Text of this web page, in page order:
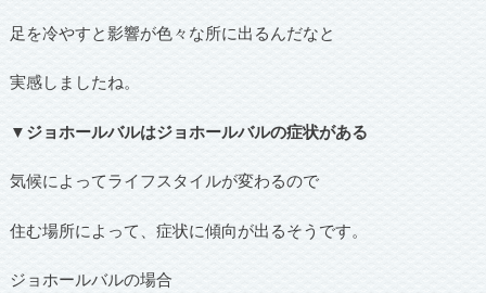
足を冷やすと影響が色々な所に出るんだなと
実感しましたね。
▼ジョホールバルはジョホールバルの症状がある
気候によってライフスタイルが変わるので
住む場所によって、症状に傾向が出るそうです。
ジョホールバルの場合